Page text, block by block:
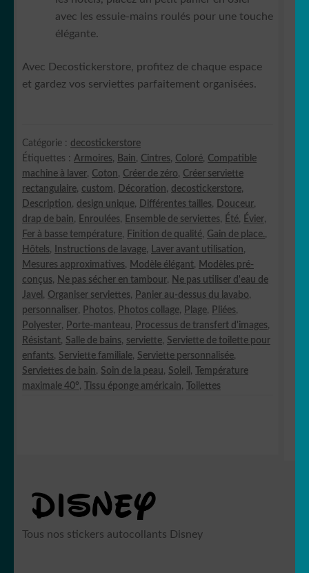
avec les essuie-mains roulés pour une touche
élégante.
Avec Decostickerstore, profitez de chaque espace
et gardez vos serviettes parfaitement organisées.
Catégorie : decostickerstore
Étiquettes : Armoires, Bain, Cintres, Coloré, Compatible
machine à laver, Coton, Créer de zéro, Créer serviette
rectangulaire, custom, Décoration, decostickerstore,
Description, design unique, Différentes tailles, Douceur,
drap de bain, Enroulées, Ensemble de serviettes, Été, Évier,
Fer à basse température, Finition de qualité, Gain de place.,
Hôtels, Instructions de lavage, Laver avant utilisation,
Mesures approximatives, Modèle élégant, Modèles pré-
conçus, Ne pas sécher en tambour, Ne pas utiliser d'eau de
Javel , Organiser serviettes, Panier au-dessus du lavabo,
personnaliser, Photos, Photos collage, Plage, Pliées,
Polyester, Porte-manteau, Processus de transfert d'images,
Résistant, Salle de bains, serviette, Serviette de toilette pour
enfants, Serviette familiale, Serviette personnalisée,
Serviettes de bain, Soin de la peau, Soleil ,
Température
maximale 40°, Tissu éponge américain, Toilettes
Tous nos stickers autocollants Disney